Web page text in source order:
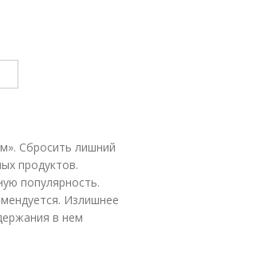
Сбросить лишний
продуктов.
популярность.
Излишнее
в нем